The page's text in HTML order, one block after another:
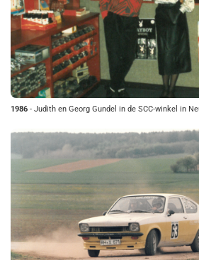
1986 - Judith en Georg Gundel in de SCC-winkel in